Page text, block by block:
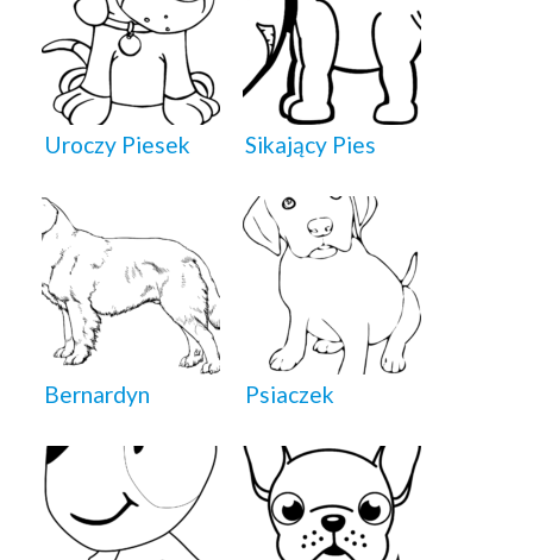
Uroczy Piesek Sikający Pies
Bernardyn Psiaczek